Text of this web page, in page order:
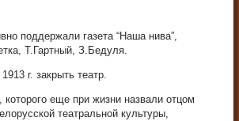
поддержали газета “Наша нива”,
Т.Гартный, З.Бедуля.
г. закрыть театр.
еще при жизни назвали отцом
театральной культуры,